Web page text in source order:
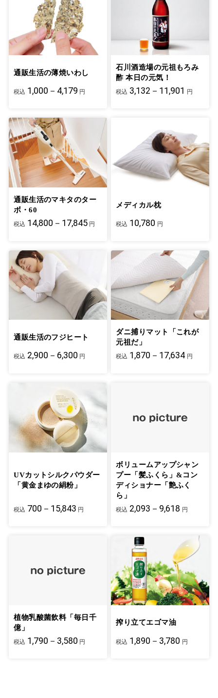
通販生活の薄焼いわし
税込 1,000－4,179 円
石川酒造場の元祖もろみ
酢 本日の元気！
税込 3,132－11,901 円
通販生活のマキタのター
ボ・60
税込 14,800－17,845 円
メディカル枕
税込 10,780 円
通販生活のフジヒート
税込 2,900－6,300 円
ダニ捕りマット「これが
元祖だ」
税込 1,870－17,634 円
UVカットシルクパウダー
「黄金まゆの絹粉」
税込 700－15,843 円
ボリュームアップシャン
プー「髪ふくら」&コン
ディショナー「艶ふく
ら」
税込 2,093－9,618 円
植物乳酸菌飲料「毎日千
億」
税込 1,790－3,580 円
搾り立てエゴマ油
税込 1,890－3,780 円